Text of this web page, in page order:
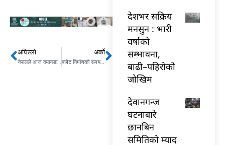
Prev
अघिल्लो
नेपालले आज क्यानडाको ओन्टारियो क्लबसँग दोस्रो अभ्यास खेल खेल्ने
अर्को
बजेट निर्माणको समयको सीसीटीभी फुटेज सुरक्षित नरहेको अर्थ मन्त्रालयको जवाफ Next
देशभर सक्रिय
मनसुन : भारी
वर्षाको
सम्भावना,
बाढी–पहिरोको
जोखिम
देवानगन्ज
घटनाबारे
छानबिन
समितिको म्याद